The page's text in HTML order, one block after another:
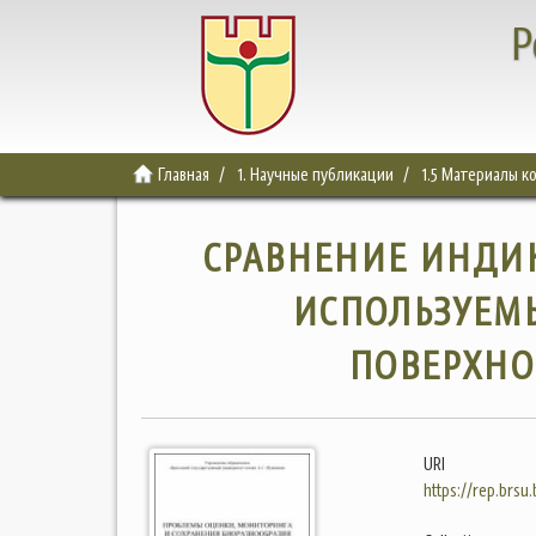
Главная 1. Научные публикации 1.5 Материалы
СРАВНЕНИЕ
URI
https://